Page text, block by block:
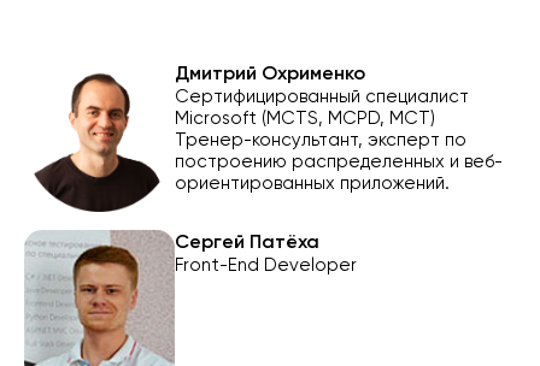
Дмитрий Охрименко
Сертифицированный специалист
Microsoft (MCTS, MCPD, MCT)
Тренер-консультант, эксперт по
построению распределенных и веб-
ориентированных приложений.
Сергей Патёха
Front-End Developer